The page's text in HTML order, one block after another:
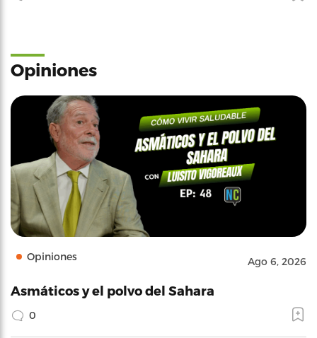
Opiniones
Opiniones Ago 6, 2026
Asmáticos y el polvo del Sahara
0